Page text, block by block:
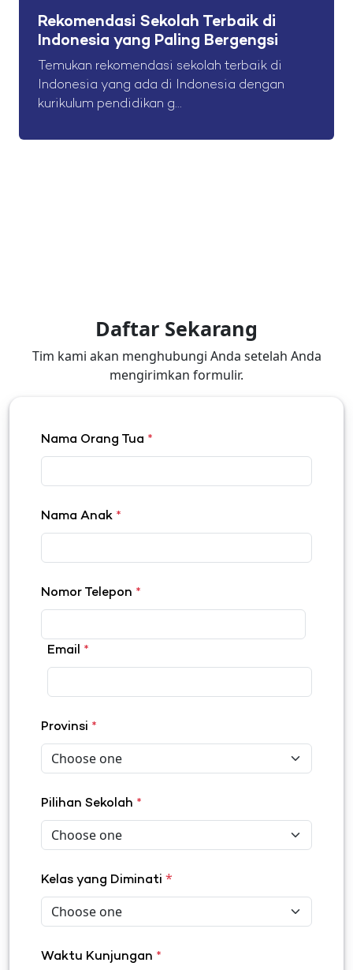
Rekomendasi Sekolah Terbaik di
Indonesia yang Paling Bergengsi
Temukan rekomendasi sekolah terbaik di
Indonesia yang ada di Indonesia dengan
kurikulum pendidikan g...
Daftar Sekarang
Tim kami akan menghubungi Anda setelah Anda
mengirimkan formulir.
Nama Orang Tua *
Nama Anak *
Nomor Telepon *
Email *
Provinsi *
Pilihan Sekolah *
Kelas yang Diminati *
Waktu Kunjungan *